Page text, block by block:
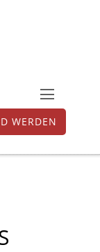
WERDEN